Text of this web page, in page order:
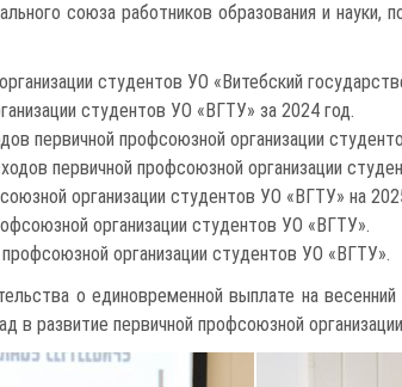
союза работников образования и
студентов УО «Витебский
студентов УО «ВГТУ» за 2024 год.
первичной профсоюзной организации
первичной профсоюзной организации
организации студентов УО «ВГТУ» на
организации студентов УО «ВГТУ».
организации студентов УО «ВГТУ».
о единовременной выплате на
в развитие первичной профсоюзной